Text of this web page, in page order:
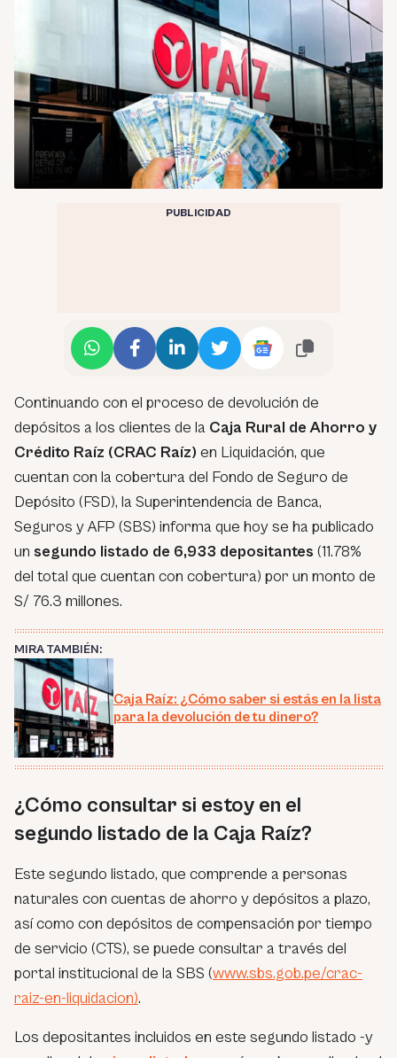
PUBLICIDAD
Continuando con el proceso de devolución de
depósitos a los clientes de la Caja Rural de Ahorro y
Crédito Raíz (CRAC Raíz) en Liquidación, que
cuentan con la cobertura del Fondo de Seguro de
Depósito (FSD), la Superintendencia de Banca,
Seguros y AFP (SBS) informa que hoy se ha publicado
un segundo listado de 6,933 depositantes (11.78%
del total que cuentan con cobertura) por un monto de
S/ 76.3 millones.
MIRA TAMBIÉN:
Caja Raíz: ¿Cómo saber si estás en la lista
para la devolución de tu dinero?
¿Cómo consultar si estoy en el
segundo listado de la Caja Raíz?
Este segundo listado, que comprende a personas
naturales con cuentas de ahorro y depósitos a plazo,
así como con depósitos de compensación por tiempo
de servicio (CTS), se puede consultar a través del
portal institucional de la SBS (www.sbs.gob.pe/crac-
raiz-en-liquidacion).
Los depositantes incluidos en este segundo listado -y